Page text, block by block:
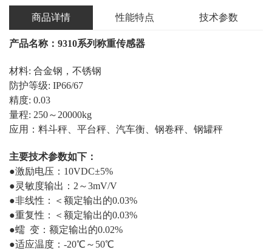
商品详情 性能特点 技术参数
产品名称：9310系列称重传感器
材料: 合金钢，不锈钢
防护等级: IP66/67
精度: 0.03
量程: 250～20000kg
应用：料斗秤、平台秤、汽车衡、钢卷秤、钢罐秤
主要技术参数如下：
●激励电压：10VDC±5%
●灵敏度输出：2～3mV/V
●非线性：＜额定输出的0.03%
●重复性：＜额定输出的0.03%
●蠕 变：额定输出的0.02%
●适应温度：-20℃～50℃